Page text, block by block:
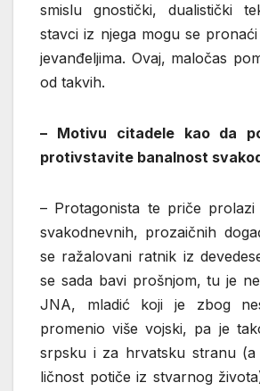
smislu gnostički, dualistički
stavci iz njega mogu se
jevanđeljima. Ovaj, maločas
od takvih.
– Motivu citadele kao da
protivstavite banalnost
– Protagonista te priče
svakodnevnih, prozaičnih
se ražalovani ratnik iz
se sada bavi prošnjom, tu je
JNA, mladić koji je zbog
promenio više vojski, pa je
srpsku i za hrvatsku stranu
ličnost potiče iz stvarnog